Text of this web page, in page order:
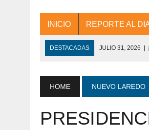
INICIO REPORTE AL
DESTACADAS JULIO 31, 2026 |
JULIO 30, 2026 | 💧🚰 ¡AGUA PARA
JULIO 30, 2026 ¡TRABAJO EN
HOME NUEVO LAREDO